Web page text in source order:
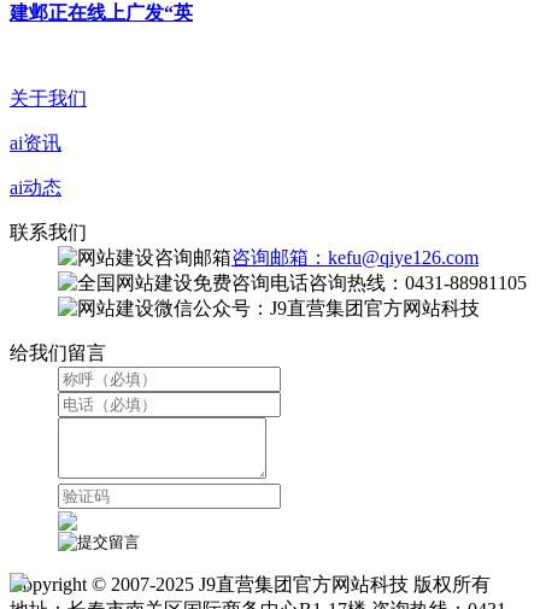
建邺正在线上广发“英
关于我们
ai资讯
ai动态
联系我们
咨询邮箱：kefu@qiye126.com
咨询热线：0431-88981105
微信公众号：J9直营集团官方网站科技
给我们留言
Copyright © 2007-2025 J9直营集团官方网站科技 版权所有